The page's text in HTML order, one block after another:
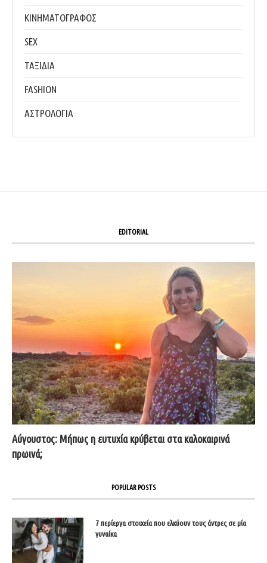
ΚΙΝΗΜΑΤΟΓΡΑΦΟΣ
SEX
ΤΑΞΙΔΙΑ
FASHION
ΑΣΤΡΟΛΟΓΙΑ
EDITORIAL
Αύγουστος: Μήπως η ευτυχία κρύβεται στα καλοκαιρινά
πρωινά;
POPULAR POSTS
7 περίεργα στοιχεία που ελκύουν τους άντρες σε μία
γυναίκα